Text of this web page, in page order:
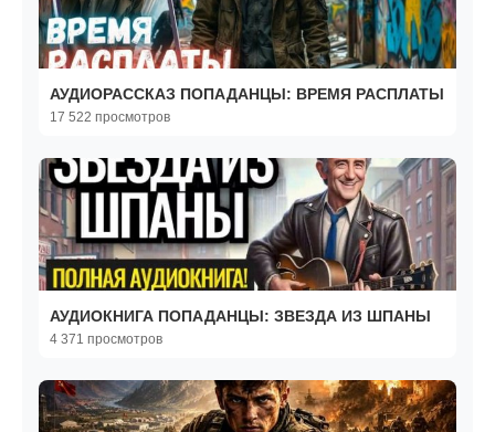
АУДИОРАССКАЗ ПОПАДАНЦЫ: ВРЕМЯ РАСПЛАТЫ
17 522 просмотров
АУДИОКНИГА ПОПАДАНЦЫ: ЗВЕЗДА ИЗ ШПАНЫ
4 371 просмотров